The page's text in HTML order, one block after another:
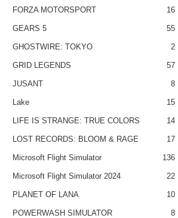
FORZA MOTORSPORT 16
GEARS 5 55
GHOSTWIRE: TOKYO 2
GRID LEGENDS 57
JUSANT 8
Lake 15
LIFE IS STRANGE: TRUE COLORS 14
LOST RECORDS: BLOOM & RAGE 17
Microsoft Flight Simulator 136
Microsoft Flight Simulator 2024 22
PLANET OF LANA 10
POWERWASH SIMULATOR 8